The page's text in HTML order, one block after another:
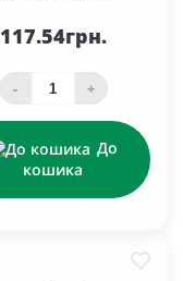
117.54грн.
- +
До
кошика